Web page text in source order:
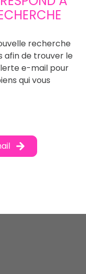
recherche
afin de trouver le
e-mail pour
qui vous